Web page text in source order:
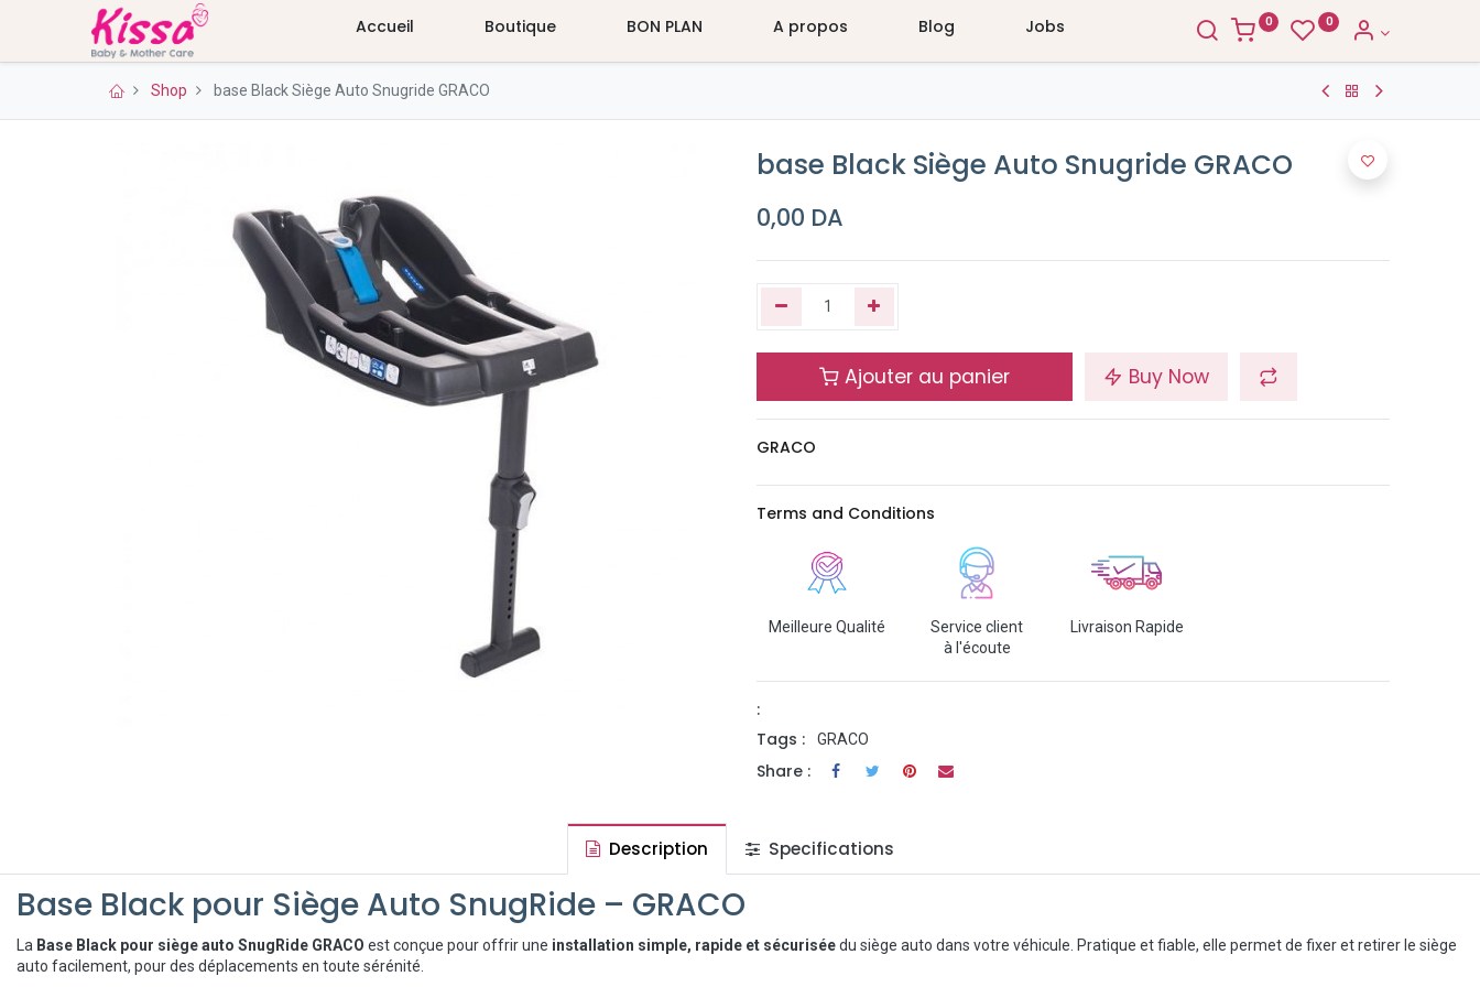
Accueil Boutique BON PLAN A propos Blog Jobs 0 0
Shop base Black Siège Auto Snugride GRACO
base Black Siège Auto Snugride GRACO
0,00 DA
Ajouter au panier Buy Now
GRACO
Terms and Conditions
Meilleure Qualité
Service client
à l'écoute
Livraison Rapide
:
Tags :
GRACO
Share :
Description Specifications
Base Black pour Siège Auto SnugRide – GRACO
La Base Black pour siège auto SnugRide GRACO est conçue pour offrir une installation simple, rapide et sécuriséedu siège auto dans votre véhicule. Pratique et fiable, elle permet de fixer et retirer le siège
auto facilement, pour des déplacements en toute sérénité.